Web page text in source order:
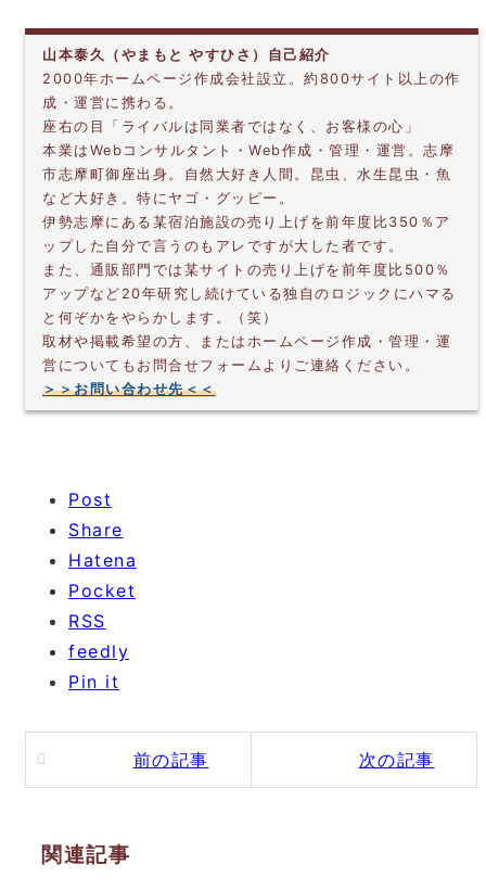
山本泰久（やまもと やすひさ）自己紹介
2000年ホームページ作成会社設立。約800サイト以上の作
成・運営に携わる。
座右の目「ライバルは同業者ではなく、お客様の心」
本業はWebコンサルタント・Web作成・管理・運営。志摩
市志摩町御座出身。自然大好き人間。昆虫、水生昆虫・魚
など大好き。特にヤゴ・グッピー。
伊勢志摩にある某宿泊施設の売り上げを前年度比350％ア
ップした自分で言うのもアレですが大した者です。
また、通販部門では某サイトの売り上げを前年度比500％
アップなど20年研究し続けている独自のロジックにハマる
と何ぞかをやらかします。（笑）
取材や掲載希望の方、またはホームページ作成・管理・運
営についてもお問合せフォームよりご連絡ください。
＞＞お問い合わせ先＜＜
Post
Share
Hatena
Pocket
RSS
feedly
Pin it
前の記事 次の記事
関連記事